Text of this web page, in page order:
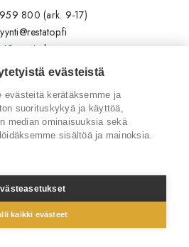
800 (ark. 9-17)
Yhteystiedot
Lähetä viesti
meitä
Tilaa uutiskirje
Facebook
Restatop Oy
evästeistä
evästeitä kerätäksemme ja
suorituskykyä ja käyttöä,
median ominaisuuksia sekä
sisältöä ja mainoksia.
kaikki evästeet